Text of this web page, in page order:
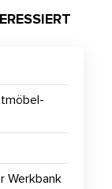
Werkbank